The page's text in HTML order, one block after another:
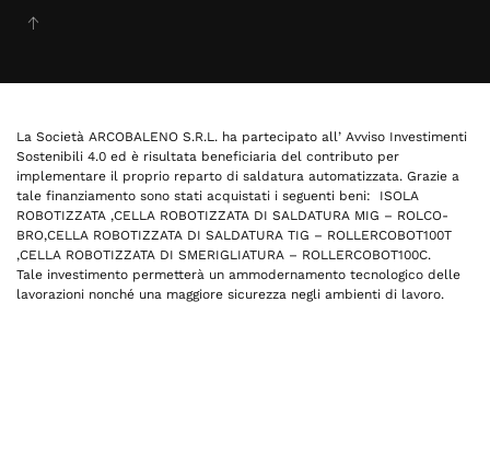
La Società ARCOBALENO S.R.L. ha partecipato all’ Avviso Investimenti
Sostenibili 4.0 ed è risultata beneficiaria del contributo per
implementare il proprio reparto di saldatura automatizzata. Grazie a
tale finanziamento sono stati acquistati i seguenti beni: ISOLA
ROBOTIZZATA ,CELLA ROBOTIZZATA DI SALDATURA MIG – ROLCO-
BRO,CELLA ROBOTIZZATA DI SALDATURA TIG – ROLLERCOBOT100T
,CELLA ROBOTIZZATA DI SMERIGLIATURA – ROLLERCOBOT100C.
Tale investimento permetterà un ammodernamento tecnologico delle
lavorazioni nonché una maggiore sicurezza negli ambienti di lavoro.